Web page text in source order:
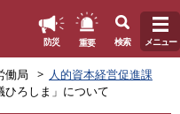
防災 重要 検索 メニュー
働局
人的資本経営促進課
ひろしま」について